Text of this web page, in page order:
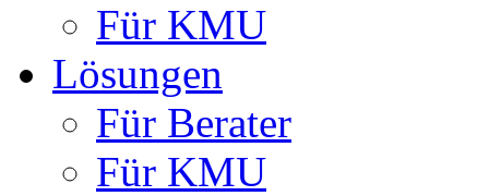
Für KMU
Lösungen
Für Berater
Für KMU